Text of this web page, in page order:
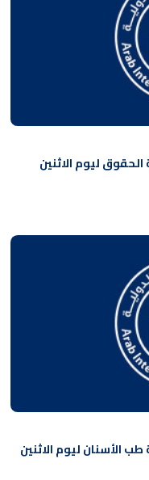
ليوم الاثنين
الأسنان ليوم الاثنين